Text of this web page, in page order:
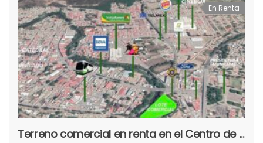
En Renta
Terreno comercial en renta en el Centro de Tula